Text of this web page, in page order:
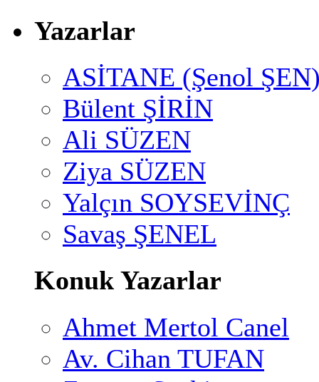
Yazarlar
ASİTANE (Şenol
Bülent ŞİRİN
Ali SÜZEN
Ziya SÜZEN
Yalçın SOYSEVİNÇ
Savaş ŞENEL
Konuk Yazarlar
Ahmet Mertol Canel
Av. Cihan TUFAN